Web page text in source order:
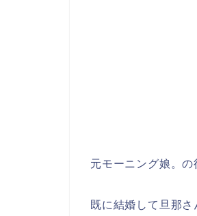
元モーニング娘。の
既に結婚して旦那